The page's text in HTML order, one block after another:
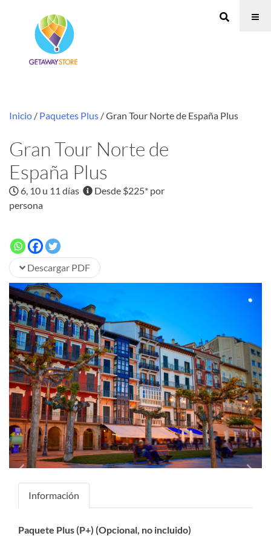
Inicio / Paquetes Plus / Gran Tour Norte de España Plus
Gran Tour Norte de
España Plus
6, 10 u 11 días
Desde $225* por
persona
Descargar PDF
Información
Paquete Plus (P+) (Opcional, no incluido)